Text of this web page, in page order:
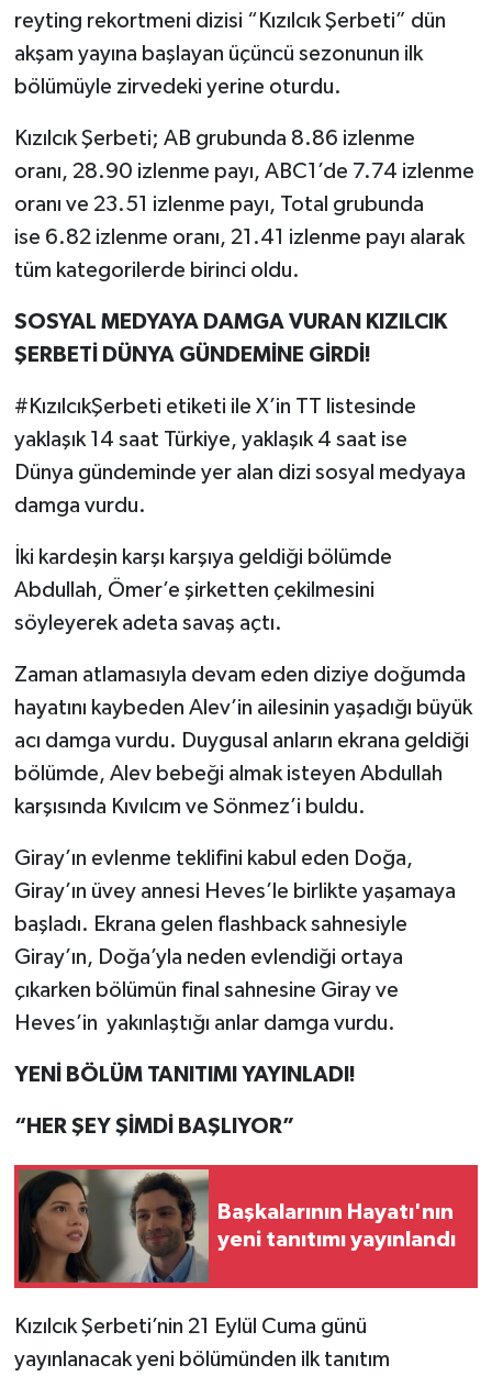
reyting rekortmeni dizisi “Kızılcık Şerbeti” dün
akşam yayına başlayan üçüncü sezonunun ilk
bölümüyle zirvedeki yerine oturdu.
Kızılcık Şerbeti; AB grubunda 8.86 izlenme
oranı, 28.90 izlenme payı, ABC1’de 7.74 izlenme
oranı ve 23.51 izlenme payı, Total grubunda
ise 6.82 izlenme oranı, 21.41 izlenme payı alarak
tüm kategorilerde birinci oldu.
SOSYAL MEDYAYA DAMGA VURAN KIZILCIK
ŞERBETİ DÜNYA GÜNDEMİNE GİRDİ!
#KızılcıkŞerbeti etiketi ile X’in TT listesinde
yaklaşık 14 saat Türkiye, yaklaşık 4 saat ise
Dünya gündeminde yer alan dizi sosyal medyaya
damga vurdu.
İki kardeşin karşı karşıya geldiği bölümde
Abdullah, Ömer’e şirketten çekilmesini
söyleyerek adeta savaş açtı.
Zaman atlamasıyla devam eden diziye doğumda
hayatını kaybeden Alev’in ailesinin yaşadığı büyük
acı damga vurdu. Duygusal anların ekrana geldiği
bölümde, Alev bebeği almak isteyen Abdullah
karşısında Kıvılcım ve Sönmez’i buldu.
Giray’ın evlenme teklifini kabul eden Doğa,
Giray’ın üvey annesi Heves’le birlikte yaşamaya
başladı. Ekrana gelen flashback sahnesiyle
Giray’ın, Doğa’yla neden evlendiği ortaya
çıkarken bölümün final sahnesine Giray ve
Heves’in yakınlaştığı anlar damga vurdu.
YENİ BÖLÜM TANITIMI YAYINLADI!
“HER ŞEY ŞİMDİ BAŞLIYOR”
Başkalarının Hayatı'nın
yeni tanıtımı yayınlandı
Kızılcık Şerbeti’nin 21 Eylül Cuma günü
yayınlanacak yeni bölümünden ilk tanıtım